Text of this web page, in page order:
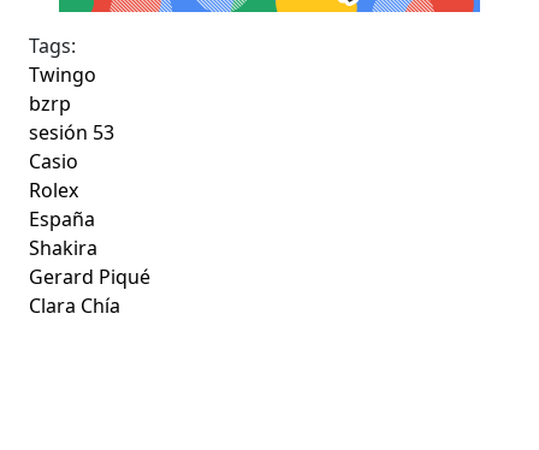
Tags:
Twingo
bzrp
sesión 53
Casio
Rolex
España
Shakira
Gerard Piqué
Clara Chía